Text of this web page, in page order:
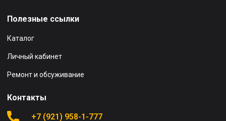
Полезные ссылки
Каталог
Личный кабинет
Ремонт и обсуживание
Контакты
+7 (921) 958-1-777